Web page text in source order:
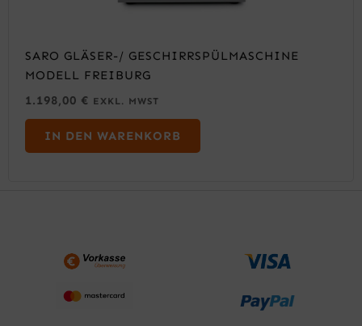
SARO GLÄSER-/ GESCHIRRSPÜLMASCHINE
MODELL FREIBURG
1.198,00 € EXKL. MWST
IN DEN WARENKORB